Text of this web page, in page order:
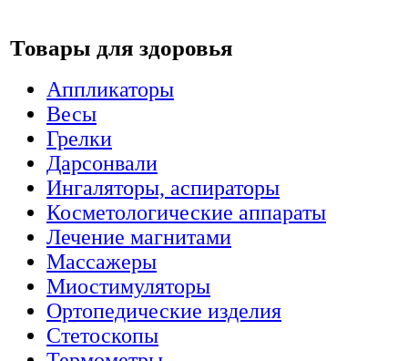
Товары для здоровья
Аппликаторы
Весы
Грелки
Дарсонвали
Ингаляторы, аспираторы
Косметологические аппараты
Лечение магнитами
Массажеры
Миостимуляторы
Ортопедические изделия
Стетоскопы